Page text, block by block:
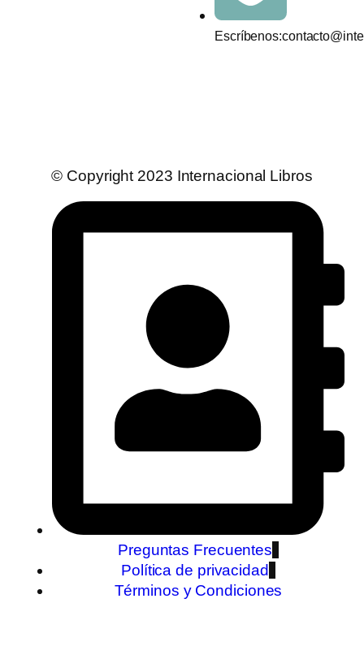
© Copyright 2023 Internacional Libros
Preguntas Frecuentes
Política de privacidad
Términos y Condiciones